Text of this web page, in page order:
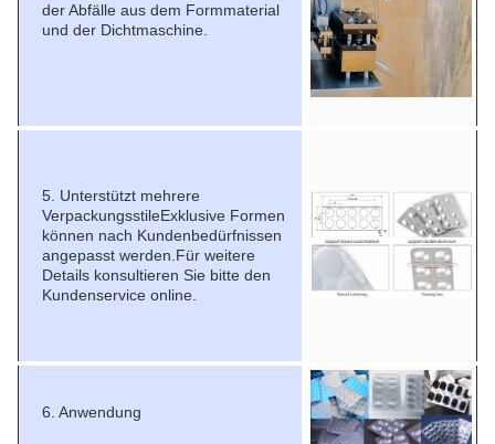
der Abfälle aus dem Formmaterial
und der Dichtmaschine.
5. Unterstützt mehrere
VerpackungsstileExklusive Formen
können nach Kundenbedürfnissen
angepasst werden.Für weitere
Details konsultieren Sie bitte den
Kundenservice online.
6. Anwendung